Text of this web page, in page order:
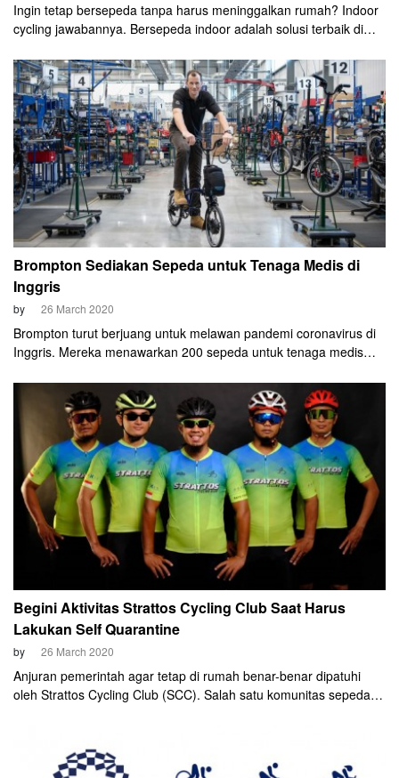
Ingin tetap bersepeda tanpa harus meninggalkan rumah? Indoor
cycling jawabannya. Bersepeda indoor adalah solusi terbaik di
efektif untuk memutus rantai penyebaran virus yang berasal dari
Tiongkok tersebut.
Brompton Sediakan Sepeda untuk Tenaga Medis di
Inggris
by 26 March 2020
Brompton turut berjuang untuk melawan pandemi coronavirus di
Inggris. Mereka menawarkan 200 sepeda untuk tenaga medis
hanya perlu membayar 1 GBP agar menjadi member, dan bisa
mengakses sepeda Brompton.
Begini Aktivitas Strattos Cycling Club Saat Harus
Lakukan Self Quarantine
by 26 March 2020
Anjuran pemerintah agar tetap di rumah benar-benar dipatuhi
oleh Strattos Cycling Club (SCC). Salah satu komunitas sepeda di